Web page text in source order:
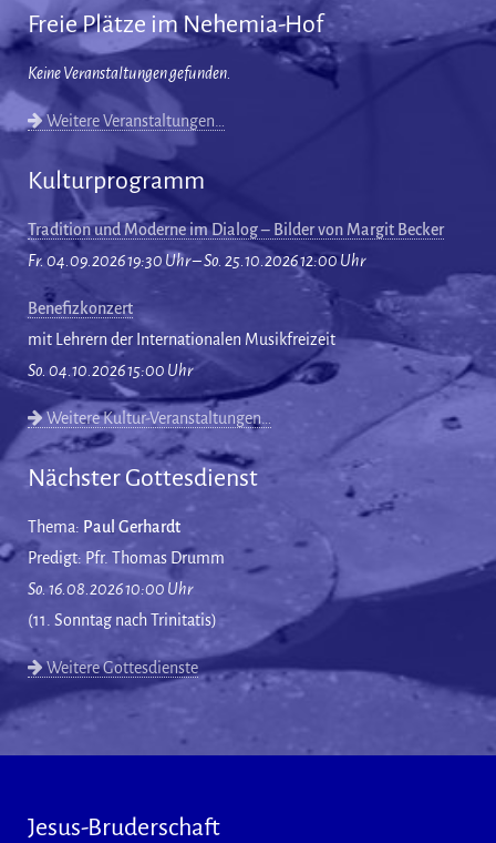
Freie Plätze im Nehemia-Hof
Keine Veranstaltungen gefunden.
Weitere Veranstaltungen…
Kulturprogramm
Tradition und Moderne im Dialog – Bilder von Margit Becker
Fr. 04.09.2026 19:30 Uhr – So. 25.10.2026 12:00 Uhr
Benefizkonzert
mit Lehrern der Internationalen Musikfreizeit
So. 04.10.2026 15:00 Uhr
Weitere Kultur-Veranstaltungen…
Nächster Gottesdienst
Thema: Paul Gerhardt
Predigt: Pfr. Thomas Drumm
So. 16.08.2026 10:00 Uhr
(11. Sonntag nach Trinitatis)
Weitere Gottesdienste
Jesus-Bruderschaft